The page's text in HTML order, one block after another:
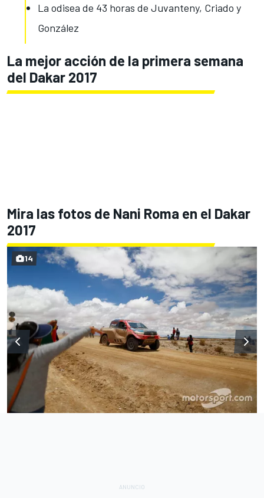
La odisea de 43 horas de Juvanteny, Criado y
González
La mejor acción de la primera semana
del Dakar 2017
Mira las fotos de Nani Roma en el Dakar
2017
14